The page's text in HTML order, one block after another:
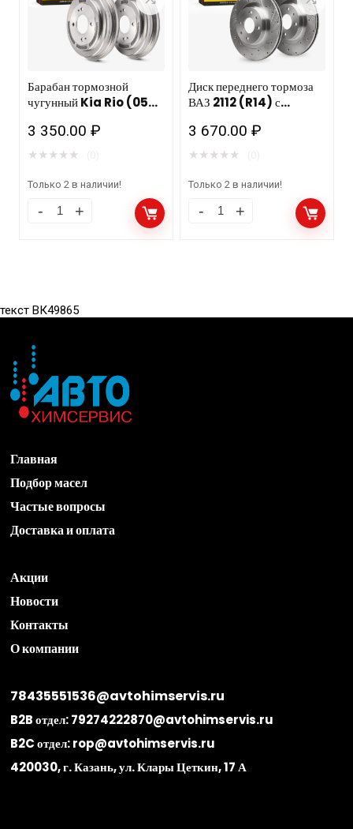
Барабан тормозной
чугунный Kia Rio (05-)
3 350.00₽
★ ★ ★ ★ ★
Только 2 в наличии!
Диск переднего тормоза
ВАЗ 2112 (R14) с
130 216 (компл.)
3 670.00₽
★ ★ ★ ★ ★
Только 2 в наличии!
текст ВК49865
Главная
Подбор масел
Частые вопросы
Доставка и оплата
Акции
Новости
Контакты
О компании
78435551536@avtohimservis.ru
B2B отдел:79274222870@avtohimservis.ru
B2C отдел:rop@avtohimservis.ru
420030, г. Казань, ул. Клары Цеткин, 17 А